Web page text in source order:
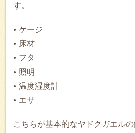
す。
ケージ
床材
フタ
照明
温度湿度計
エサ
こちらが基本的なヤドクガエル